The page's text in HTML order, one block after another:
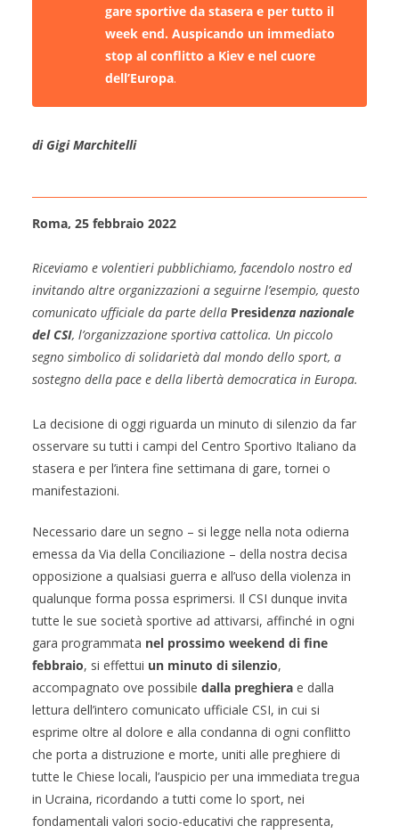
gare sportive da stasera e per tutto il
week end. Auspicando un immediato
stop al conflitto a Kiev e nel cuore
dell’Europa.
di Gigi Marchitelli
Roma, 25 febbraio 2022
Riceviamo e volentieri pubblichiamo, facendolo nostro ed
invitando altre organizzazioni a seguirne l’esempio, questo
comunicato ufficiale da parte della Presidenza nazionale
del CSI, l’organizzazione sportiva cattolica. Un piccolo
segno simbolico di solidarietà dal mondo dello sport, a
sostegno della pace e della libertà democratica in Europa.
La decisione di oggi riguarda un minuto di silenzio da far
osservare su tutti i campi del Centro Sportivo Italiano da
stasera e per l’intera fine settimana di gare, tornei o
manifestazioni.
Necessario dare un segno – si legge nella nota odierna
emessa da Via della Conciliazione – della nostra decisa
opposizione a qualsiasi guerra e all’uso della violenza in
qualunque forma possa esprimersi. Il CSI dunque invita
tutte le sue società sportive ad attivarsi, affinché in ogni
gara programmata nel prossimo weekend di fine
febbraio, si effettui un minuto di silenzio,
accompagnato ove possibile dalla preghiera e dalla
lettura dell’intero comunicato ufficiale CSI, in cui si
esprime oltre al dolore e alla condanna di ogni conflitto
che porta a distruzione e morte, uniti alle preghiere di
tutte le Chiese locali, l’auspicio per una immediata tregua
in Ucraina, ricordando a tutti come lo sport, nei
fondamentali valori socio-educativi che rappresenta,